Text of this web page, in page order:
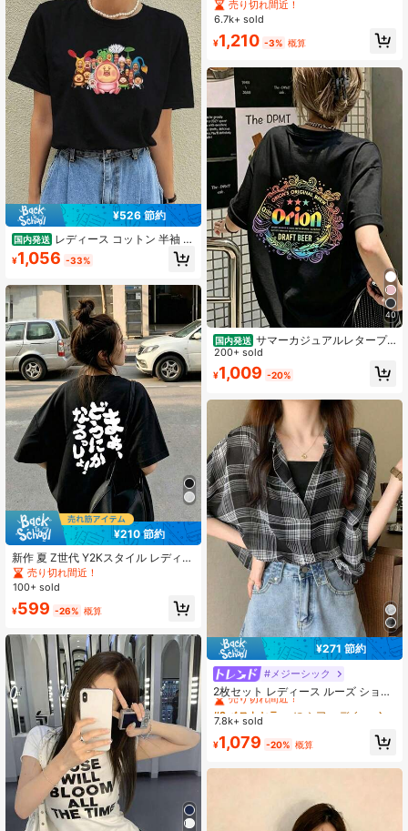
¥526 節約
国内発送 レディース コットン 半袖 ラ
ウンドネック カジュアル キュート T
シャツ カートゥーン グラフィック
段使いに最適
¥1,056 -33%
¥210 節約
新作 夏 Z世代 Y2Kスタイル レディー
ストップス 楽しい日本柄 ラウンドネ
ック 半袖Tシャツ カジュアル ブラッ
売り切れ間近！
100+ sold
¥599 -26% 概算
売り切れ間近！
6.7k+ sold
¥1,210 -3% 概算
40
国内発送 サマーカジュアルレタープ
リントのオーバーサイズTシャツ、ク
ルーネック半袖、女性用のゆったり
としたストリートウェアトップス
200+ sold
¥1,009 -20%
¥271 節約
#メジーシック
2枚セット レディース ルーズ ショー
トシャツ & キャミソールトップ、春/
夏新作、チェック柄 薄手 セミシアー
ブラック
#2 ベストセラー
売り切れ間近！
#2 ベストセラー
売り切れ間近！
#2 ベストセラー
売り切れ間近！
#2 ベストセラー
売り切れ間近！
7.8k+ sold
¥1,079 -20% 概算